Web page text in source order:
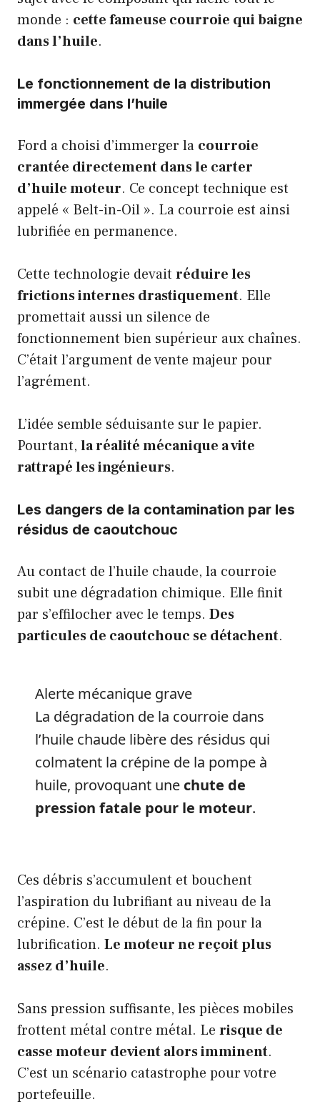
monde : cette fameuse courroie qui baigne
dans l’huile.
Le fonctionnement de la distribution
immergée dans l’huile
Ford a choisi d’immerger la courroie
crantée directement dans le carter
d’huile moteur. Ce concept technique est
appelé « Belt-in-Oil ». La courroie est ainsi
lubrifiée en permanence.
Cette technologie devait réduire les
frictions internes drastiquement. Elle
promettait aussi un silence de
fonctionnement bien supérieur aux chaînes.
C’était l’argument de vente majeur pour
l’agrément.
L’idée semble séduisante sur le papier.
Pourtant, la réalité mécanique a vite
rattrapé les ingénieurs.
Les dangers de la contamination par les
résidus de caoutchouc
Au contact de l’huile chaude, la courroie
subit une dégradation chimique. Elle finit
par s’effilocher avec le temps. Des
particules de caoutchouc se détachent.
Alerte mécanique grave
La dégradation de la courroie dans
l’huile chaude libère des résidus qui
colmatent la crépine de la pompe à
huile, provoquant une chute de
pression fatale pour le moteur.
Ces débris s’accumulent et bouchent
l’aspiration du lubrifiant au niveau de la
crépine. C’est le début de la fin pour la
lubrification. Le moteur ne reçoit plus
assez d’huile.
Sans pression suffisante, les pièces mobiles
frottent métal contre métal. Le risque de
casse moteur devient alors imminent.
C’est un scénario catastrophe pour votre
portefeuille.